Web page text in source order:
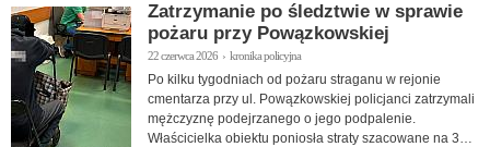
Zatrzymanie po śledztwie w sprawie
pożaru przy Powązkowskiej
22 czerwca 2026 › kronika policyjna
Po kilku tygodniach od pożaru straganu w rejonie
cmentarza przy ul. Powązkowskiej policjanci zatrzymali
mężczyznę podejrzanego o jego podpalenie.
Właścicielka obiektu poniosła straty szacowane na 30